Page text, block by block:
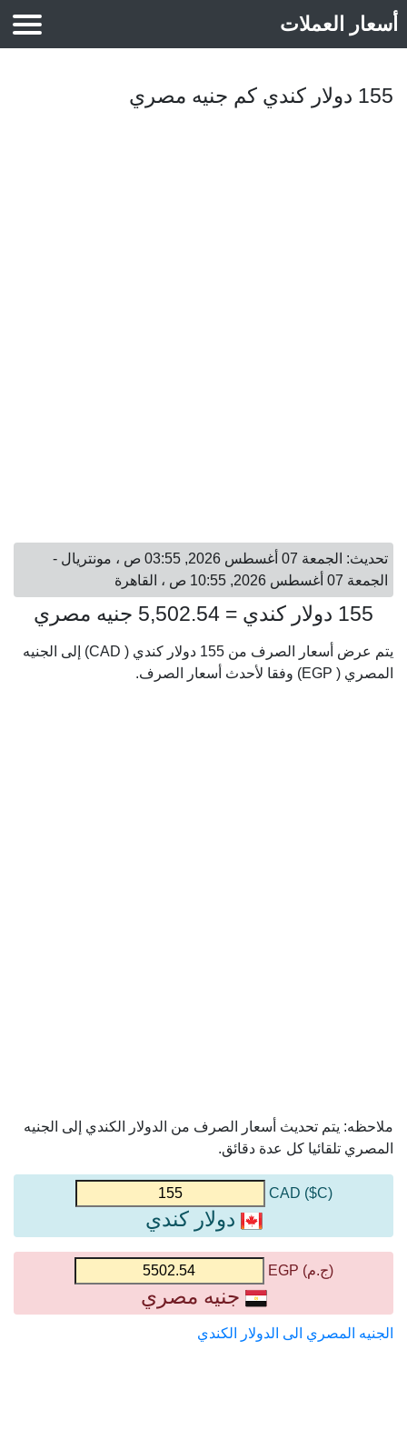
أسعار العملات
155 دولار كندي كم جنيه مصري
تحديث: الجمعة 07 أغسطس 2026, 03:55 ص ، مونتريال -
الجمعة 07 أغسطس 2026, 10:55 ص ، القاهرة
155 دولار كندي = 5,502.54 جنيه مصري
يتم عرض أسعار الصرف من 155 دولار كندي ( CAD) إلى الجنيه
المصري ( EGP) وفقا لأحدث أسعار الصرف.
ملاحظه: يتم تحديث أسعار الصرف من الدولار الكندي إلى الجنيه
المصري تلقائيا كل عدة دقائق.
(C$) CAD
دولار كندي
(ج.م) EGP
جنيه مصري
الجنيه المصري الى الدولار الكندي